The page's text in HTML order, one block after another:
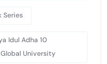
Series
Idul Adha 10
University